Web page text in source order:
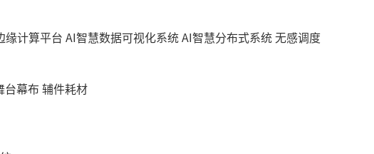
缘计算平台 AI智慧数据可视化系统AI智慧分布式系统无感调度
台幕布 辅件耗材